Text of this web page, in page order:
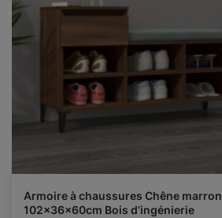
Armoire à chaussures Chêne marron
102x36x60cm Bois d’ingénierie